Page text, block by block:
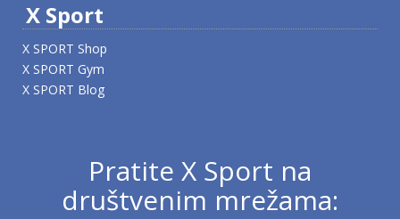
X Sport
X SPORT Shop
X SPORT Gym
X SPORT Blog
Pratite X Sport na
društvenim mrežama: